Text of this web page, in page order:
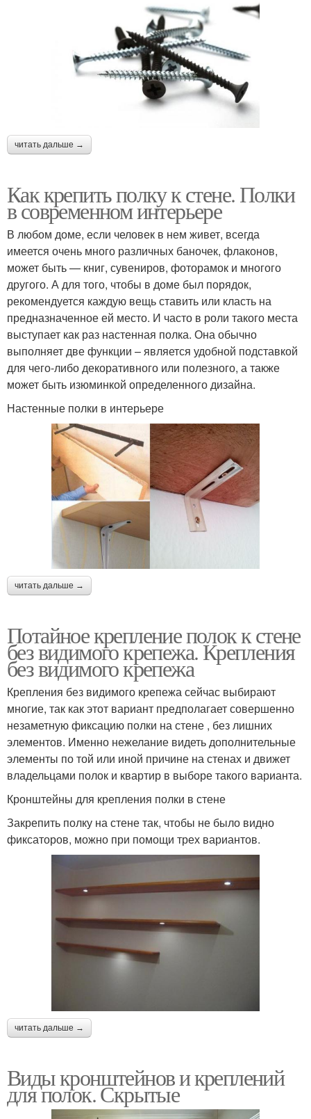
читать дальше →
Как крепить полку к стене. Полки
в современном интерьере
В любом доме, если человек в нем живет, всегда
имеется очень много различных баночек, флаконов,
может быть — книг, сувениров, фоторамок и многого
другого. А для того, чтобы в доме был порядок,
рекомендуется каждую вещь ставить или класть на
предназначенное ей место. И часто в роли такого места
выступает как раз настенная полка. Она обычно
выполняет две функции – является удобной подставкой
для чего-либо декоративного или полезного, а также
может быть изюминкой определенного дизайна.
Настенные полки в интерьере
читать дальше →
Потайное крепление полок к стене
без видимого крепежа. Крепления
без видимого крепежа
Крепления без видимого крепежа сейчас выбирают
многие, так как этот вариант предполагает совершенно
незаметную фиксацию полки на стене , без лишних
элементов. Именно нежелание видеть дополнительные
элементы по той или иной причине на стенах и движет
владельцами полок и квартир в выборе такого варианта.
Кронштейны для крепления полки в стене
Закрепить полку на стене так, чтобы не было видно
фиксаторов, можно при помощи трех вариантов.
читать дальше →
Виды кронштейнов и креплений
для полок. Скрытые